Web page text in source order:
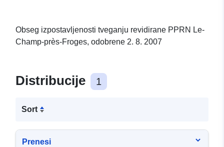
Obseg izpostavljenosti tveganju revidirane PPRN Le-
Champ-près-Froges, odobrene 2. 8. 2007
Distribucije 1
Sort
Prenesi